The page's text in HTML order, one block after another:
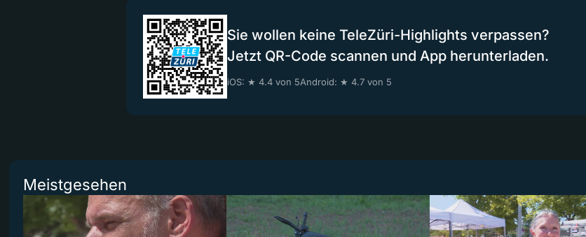
Sie wollen keine TeleZüri-Highlights verpassen?
Jetzt QR-Code scannen und App herunterladen.
iOS: ★ 4.4 von 5Android: ★ 4.7 von 5
Meistgesehen